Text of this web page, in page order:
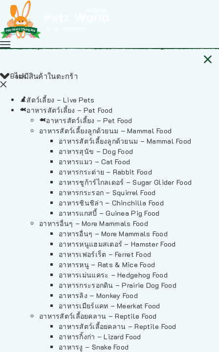
ไม่มีสินค้าในตะกร้า
Back
สัตว์เลี้ยง – Live Pets
อาหารสัตว์เลี้ยง – Pet Food
อาหารสัตว์เลี้ยง – Pet Food
อาหารสัตว์เลี้ยงลูกด้วยนม – Mammal Food
อาหารสัตว์เลี้ยงลูกด้วยนม – Mammal Food
อาหารสุนัข – Dog Food
อาหารแมว – Cat Food
อาหารกระต่าย – Rabbit Food
อาหารชูก้าร์ไกลเดอร์ – Sugar Glider Food
อาหารกระรอก – Squirrel Food
อาหารชินชิล่า – Chinchilla Food
อาหารแกสบี้ – Guinea Pig Food
อาหารอื่นๆ – More Mammals Food
อาหารอื่นๆ – More Mammals Food
อาหารหนูแฮมสเตอร์ – Hamster Food
อาหารเฟอร์เร็ต – Ferret Food
อาหารหนู – Rats & Mice Food
อาหารเม่นแคระ – Hedgehog Food
อาหารกระรอกดิน – Prairie Dog Food
อาหารลิง – Monkey Food
อาหารเมียร์แคท – Meerkat Food
อาหารสัตว์เลี้อยคลาน – Reptile Food
อาหารสัตว์เลี้อยคลาน – Reptile Food
อาหารกิ้งก่า – Lizard Food
อาหารงู – Snake Food